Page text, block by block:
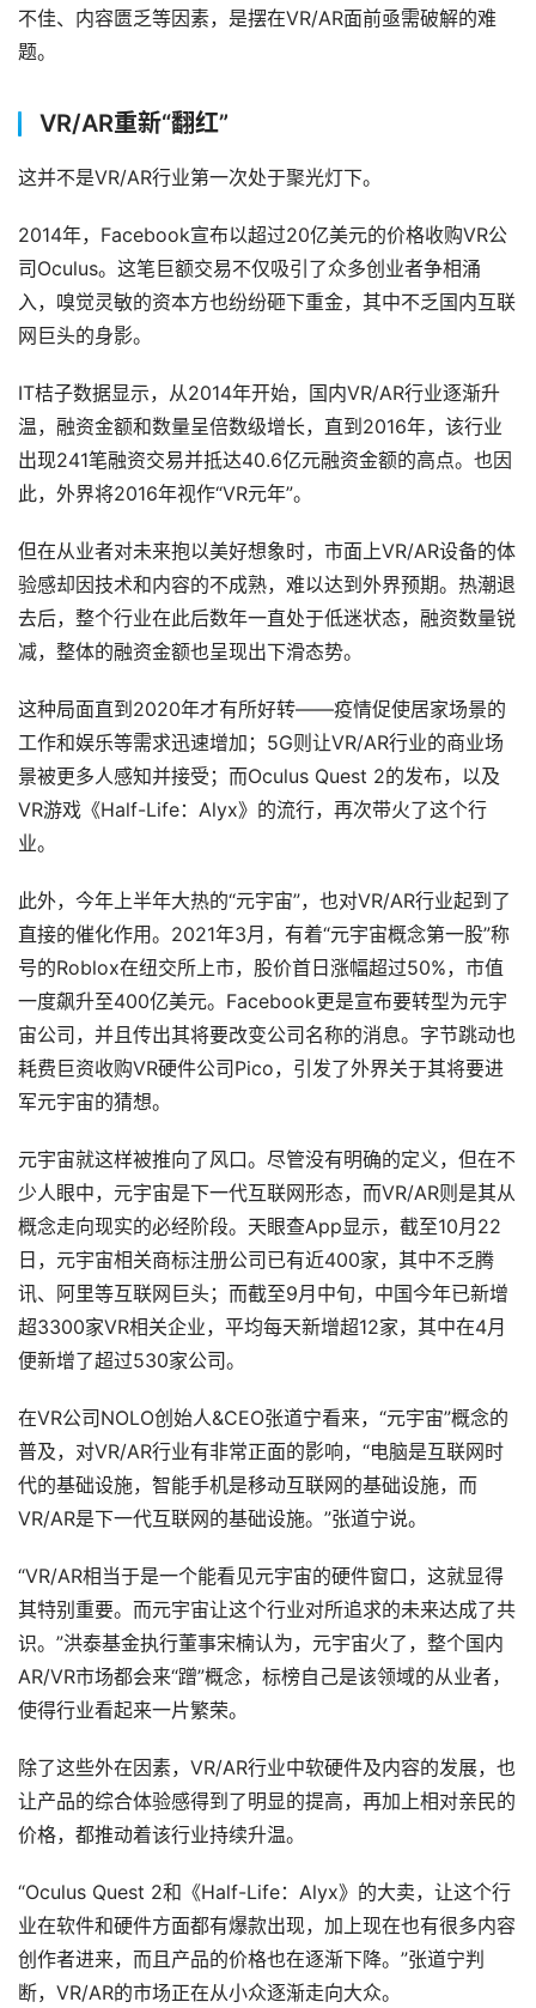
首
页
行
不佳、内容匮乏等因素，是摆在VR/AR面前亟需破解的难
题。
VR/AR重新“翻红”
这并不是VR/AR行业第一次处于聚光灯下。
2014年，Facebook宣布以超过20亿美元的价格收购VR公
司Oculus。这笔巨额交易不仅吸引了众多创业者争相涌
入，嗅觉灵敏的资本方也纷纷砸下重金，其中不乏国内互联
网巨头的身影。
IT桔子数据显示，从2014年开始，国内VR/AR行业逐渐升
温，融资金额和数量呈倍数级增长，直到2016年，该行业
出现241笔融资交易并抵达40.6亿元融资金额的高点。也因
此，外界将2016年视作“VR元年”。
但在从业者对未来抱以美好想象时，市面上VR/AR设备的体
验感却因技术和内容的不成熟，难以达到外界预期。热潮退
去后，整个行业在此后数年一直处于低迷状态，融资数量锐
减，整体的融资金额也呈现出下滑态势。
这种局面直到2020年才有所好转——疫情促使居家场景的
工作和娱乐等需求迅速增加；5G则让VR/AR行业的商业场
景被更多人感知并接受；而Oculus Quest 2的发布，以及
VR游戏《Half-Life：Alyx》的流行，再次带火了这个行
业。
此外，今年上半年大热的“元宇宙”，也对VR/AR行业起到了
直接的催化作用。2021年3月，有着“元宇宙概念第一股”称
号的Roblox在纽交所上市，股价首日涨幅超过50%，市值
一度飙升至400亿美元。Facebook更是宣布要转型为元宇
宙公司，并且传出其将要改变公司名称的消息。字节跳动也
耗费巨资收购VR硬件公司Pico，引发了外界关于其将要进
军元宇宙的猜想。
元宇宙就这样被推向了风口。尽管没有明确的定义，但在不
少人眼中，元宇宙是下一代互联网形态，而VR/AR则是其从
概念走向现实的必经阶段。天眼查App显示，截至10月22
日，元宇宙相关商标注册公司已有近400家，其中不乏腾
讯、阿里等互联网巨头；而截至9月中旬，中国今年已新增
超3300家VR相关企业，平均每天新增超12家，其中在4月
便新增了超过530家公司。
在VR公司NOLO创始人&CEO张道宁看来，“元宇宙”概念的
普及，对VR/AR行业有非常正面的影响，“电脑是互联网时
代的基础设施，智能手机是移动互联网的基础设施，而
VR/AR是下一代互联网的基础设施。”张道宁说。
“VR/AR相当于是一个能看见元宇宙的硬件窗口，这就显得
其特别重要。而元宇宙让这个行业对所追求的未来达成了共
识。”洪泰基金执行董事宋楠认为，元宇宙火了，整个国内
AR/VR市场都会来“蹭”概念，标榜自己是该领域的从业者，
使得行业看起来一片繁荣。
除了这些外在因素，VR/AR行业中软硬件及内容的发展，也
让产品的综合体验感得到了明显的提高，再加上相对亲民的
价格，都推动着该行业持续升温。
“Oculus Quest 2和《Half-Life：Alyx》的大卖，让这个行
业在软件和硬件方面都有爆款出现，加上现在也有很多内容
创作者进来，而且产品的价格也在逐渐下降。”张道宁判
断，VR/AR的市场正在从小众逐渐走向大众。